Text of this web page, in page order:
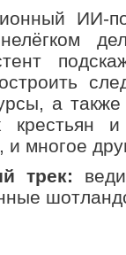
ИИ-
а
крестьян
и многое
трек: